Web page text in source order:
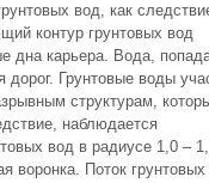
вод, как
контур грунтовых вод
дна карьера. Вода,
Грунтовые воды
структурам,
наблюдается
вод в радиусе 1,0 –
воронка. Поток